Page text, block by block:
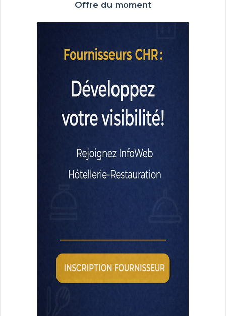
Offre du moment